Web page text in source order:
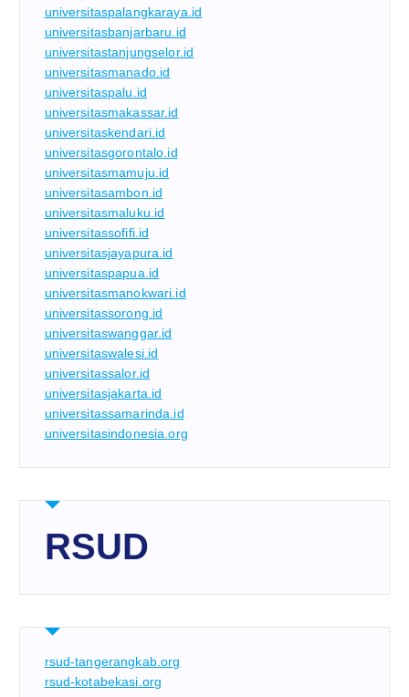
universitaspalangkaraya.id
universitasbanjarbaru.id
universitastanjungselor.id
universitasmanado.id
universitaspalu.id
universitasmakassar.id
universitaskendari.id
universitasgorontalo.id
universitasmamuju.id
universitasambon.id
universitasmaluku.id
universitassofifi.id
universitasjayapura.id
universitaspapua.id
universitasmanokwari.id
universitassorong.id
universitaswanggar.id
universitaswalesi.id
universitassalor.id
universitasjakarta.id
universitassamarinda.id
universitasindonesia.org
RSUD
rsud-tangerangkab.org
rsud-kotabekasi.org